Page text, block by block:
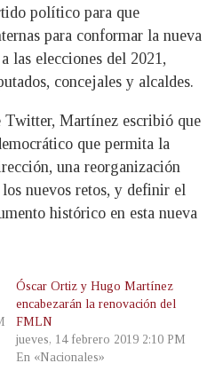
político para que
para conformar la nueva
las elecciones del 2021,
concejales y alcaldes.
Twitter, Martínez escribió que
que permita la
una reorganización
nuevos retos, y definir el
histórico en esta nueva
Óscar Ortiz y Hugo Martínez
encabezarán la renovación del
FMLN
jueves, 14 febrero 2019 2:10 PM
En «Nacionales»